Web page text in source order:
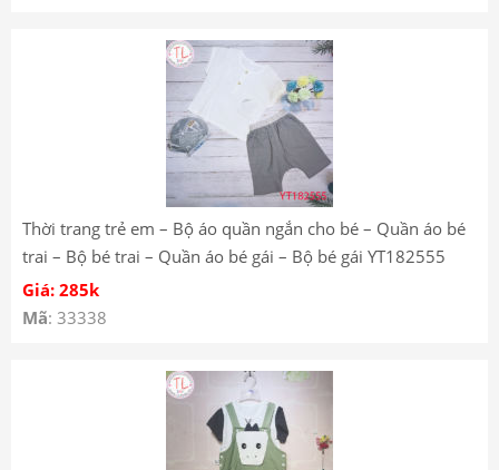
Thời trang trẻ em – Bộ áo quần ngắn cho bé – Quần áo bé
trai – Bộ bé trai – Quần áo bé gái – Bộ bé gái YT182555
Giá: 285k
Mã: 33338